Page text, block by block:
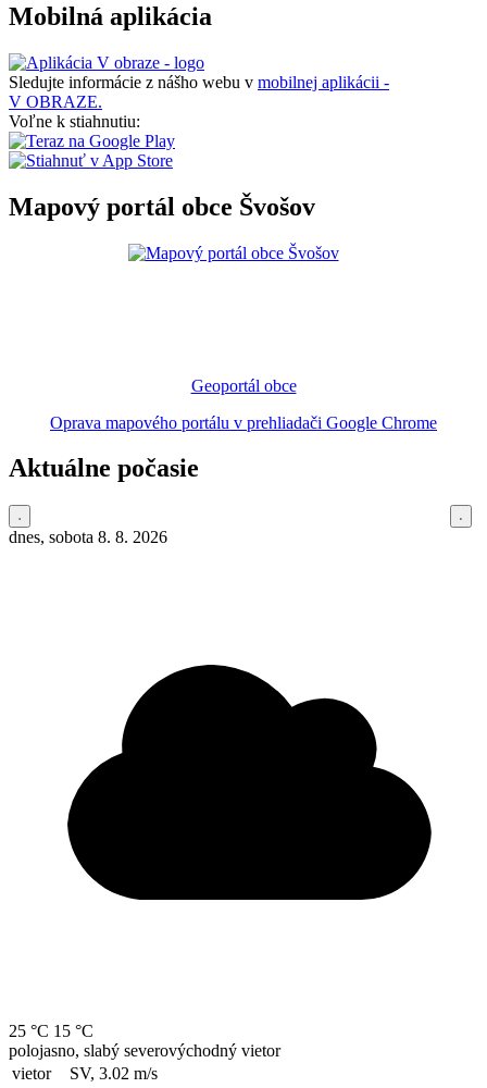
Mobilná aplikácia
Sledujte informácie z nášho webu v mobilnej aplikácii -
V OBRAZE.
Voľne k stiahnutiu:
Mapový portál obce Švošov
Geoportál obce
Oprava mapového portálu v prehliadači Google Chrome
Aktuálne počasie
dnes, sobota 8. 8. 2026
25 °C 15 °C
polojasno, slabý severovýchodný vietor
vietor
SV, 3.02 m/s